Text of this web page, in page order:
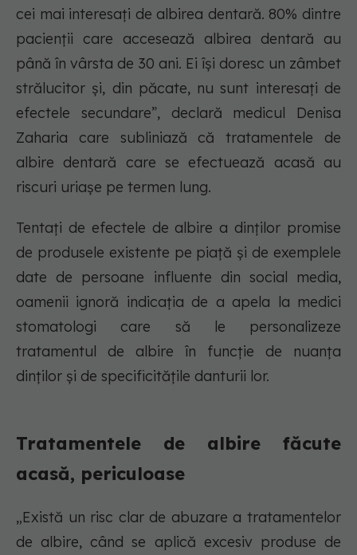
cei mai interesați de albirea dentară. 80% dintre
pacienții care accesează albirea dentară au
până în vârsta de 30 ani. Ei își doresc un zâmbet
strălucitor și, din păcate, nu sunt interesați de
efectele secundare”, declară medicul Denisa
Zaharia care subliniază că tratamentele de
albire dentară care se efectuează acasă au
riscuri uriașe pe termen lung.
Tentați de efectele de albire a dinților promise
de produsele existente pe piață și de exemplele
date de persoane influente din social media,
oamenii ignoră indicația de a apela la medici
stomatologi care să le personalizeze
tratamentul de albire în funcție de nuanța
dinților și de specificitățile danturii lor.
Tratamentele de albire făcute
acasă, periculoase
„Există un risc clar de abuzare a tratamentelor
de albire, când se aplică excesiv produse de